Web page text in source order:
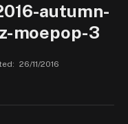
autumn-
moepop-3
26/11/2016